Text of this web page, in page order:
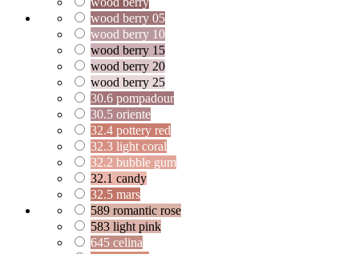
wood berry 05
wood berry 10
wood berry 15
wood berry 20
wood berry 25
30.6 pompadour
30.5 oriente
32.4 pottery red
32.3 light coral
32.2 bubble gum
32.1 candy
32.5 mars
589 romantic rose
583 light pink
645 celina